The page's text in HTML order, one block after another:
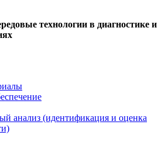
технологии в диагностике и
анализ (идентификация и оценка